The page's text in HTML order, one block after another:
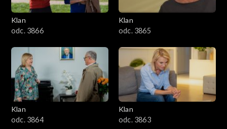
Klan
odc. 3866
Klan
odc. 3865
Klan
odc. 3864
Klan
odc. 3863